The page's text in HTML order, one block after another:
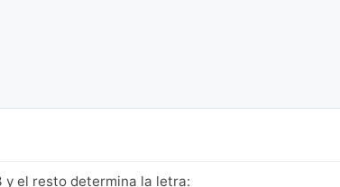
y el resto determina la letra: